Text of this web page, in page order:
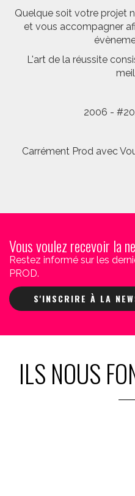
Quelque soit votre projet
et vous accompagner
L'art de la réussite
2006 -
Carrément Prod avec
Vous voulez recevoir la
Restez informé sur les
PROD.
S'INSCRIRE À LA
ILS NOUS